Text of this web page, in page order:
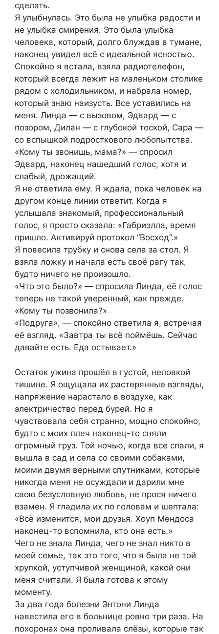
сделать.
Я улыбнулась. Это была не улыбка радости и
не улыбка смирения. Это была улыбка
человека, который, долго блуждав в тумане,
наконец увидел всё с идеальной ясностью.
Спокойно я встала, взяла радиотелефон,
который всегда лежит на маленьком столике
рядом с холодильником, и набрала номер,
который знаю наизусть. Все уставились на
меня. Линда — с вызовом, Эдвард — с
позором, Дилан — с глубокой тоской, Сара —
со вспышкой подросткового любопытства.
«Кому ты звонишь, мама?» — спросил
Эдвард, наконец нашедший голос, хотя и
слабый, дрожащий.
Я не ответила ему. Я ждала, пока человек на
другом конце линии ответит. Когда я
услышала знакомый, профессиональный
голос, я просто сказала: «Габриэлла, время
пришло. Активируй протокол “Восход”.»
Я повесила трубку и снова села за стол. Я
взяла ложку и начала есть своё рагу так,
будто ничего не произошло.
«Что это было?» — спросила Линда, её голос
теперь не такой уверенный, как прежде.
«Кому ты позвонила?»
«Подруга», — спокойно ответила я, встречая
её взгляд. «Завтра ты всё поймёшь. Сейчас
давайте есть. Еда остывает.»
Остаток ужина прошёл в густой, неловкой
тишине. Я ощущала их растерянные взгляды,
напряжение нарастало в воздухе, как
электричество перед бурей. Но я
чувствовала себя странно, мощно спокойно,
будто с моих плеч наконец-то сняли
огромный груз. Той ночью, когда все спали, я
вышла в сад и села со своими собаками,
моими двумя верными спутниками, которые
никогда меня не осуждали и дарили мне
свою безусловную любовь, не прося ничего
взамен. Я гладила их по головам и шептала:
«Всё изменится, мои друзья. Хоуп Мендоса
наконец-то вспомнила, кто она есть.»
Чего не знала Линда, чего не знал никто в
моей семье, так это того, что я была не той
хрупкой, уступчивой женщиной, какой они
меня считали. Я была готова к этому
моменту.
За два года болезни Энтони Линда
навестила его в больнице ровно три раза. На
похоронах она проливала слёзы, которые так